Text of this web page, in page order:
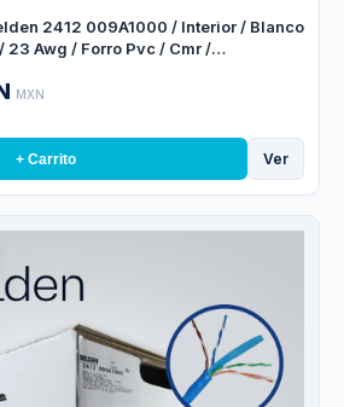
2412 009A1000 / Interior / Blanco
23 Awg / Forro Pvc / Cmr /
Caja / 1,000 Pies 305 Metros
MXN
+ Carrito Ver